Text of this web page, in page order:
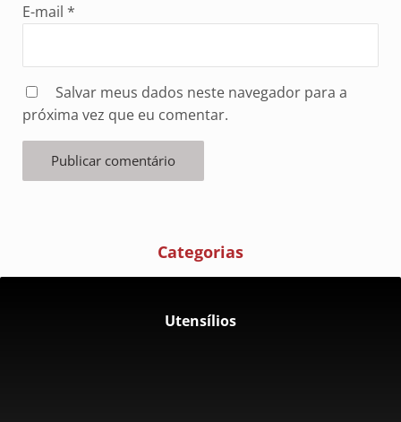
E-mail *
Salvar meus dados neste navegador para a
próxima vez que eu comentar.
Categorias
Utensílios